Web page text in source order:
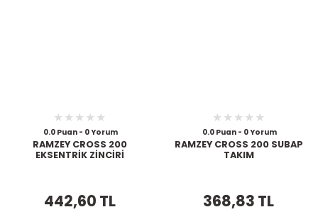
0.0 Puan - 0 Yorum
RAMZEY CROSS 200
EKSENTRİK ZİNCİRİ
442,60 TL
0.0 Puan - 0 Yorum
RAMZEY CROSS 200 SUBAP
TAKIM
368,83 TL